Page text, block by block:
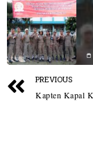
PREVIOUS